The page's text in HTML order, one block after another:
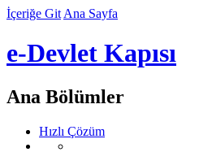
İçeriğe Git Ana Sayfa
e-Devlet Kapısı
Ana Bölümler
Hızlı Çözüm